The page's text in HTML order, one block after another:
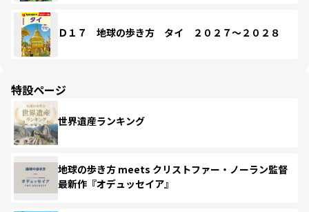
Ｄ１７ 地球の歩き方 タイ ２０２７～２０２８
特設ページ
世界遺産ランキング
地球の歩き方 meets クリストファー・ノーラン監督
最新作『オデュッセイア』